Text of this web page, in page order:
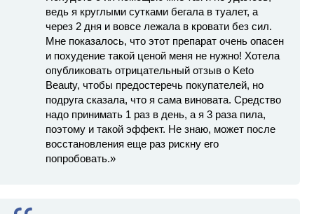
ведь я круглыми сутками бегала в туалет, а
через 2 дня и вовсе лежала в кровати без сил.
Мне показалось, что этот препарат очень опасен
и похудение такой ценой меня не нужно! Хотела
опубликовать отрицательный отзыв о Keto
Beauty, чтобы предостеречь покупателей, но
подруга сказала, что я сама виновата. Средство
надо принимать 1 раз в день, а я 3 раза пила,
поэтому и такой эффект. Не знаю, может после
восстановления еще раз рискну его
попробовать.»